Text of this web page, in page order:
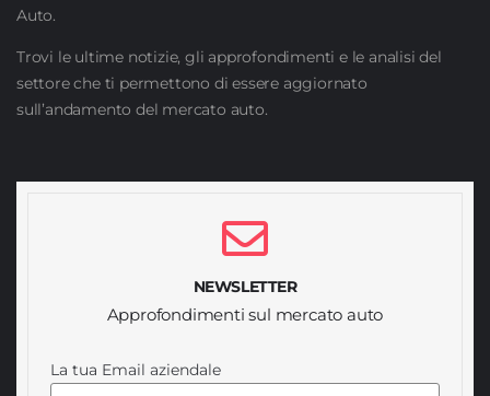
Auto.
Trovi le ultime notizie, gli approfondimenti e le analisi del
settore che ti permettono di essere aggiornato
sull’andamento del mercato auto.
NEWSLETTER
Approfondimenti sul mercato auto
La tua Email aziendale